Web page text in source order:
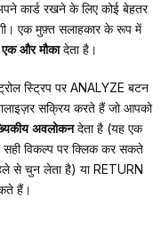
कार्ड रखने के लिए कोई बेहतर
एक मुफ़्त सलाहकार के रूप में
एक और मौकादेता है।
स्ट्रिप पर ANALYZE बटन
सक्रिय करते हैं जो आपको
अवलोकनदेता है (यह एक
सही विकल्प पर क्लिक कर सकते
से चुन लेता है) या RETURN
हैं।